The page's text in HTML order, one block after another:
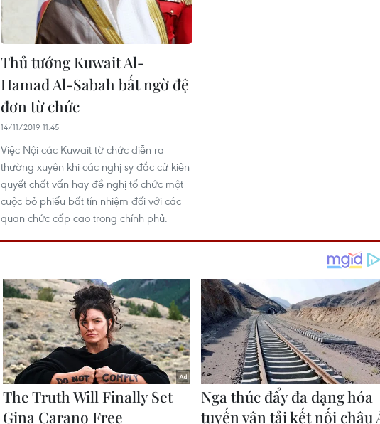
Thủ tướng Kuwait Al-
Hamad Al-Sabah bất ngờ đệ
đơn từ chức
14/11/2019 11:45
Việc Nội các Kuwait từ chức diễn ra
thường xuyên khi các nghị sỹ đắc cử kiên
quyết chất vấn hay đề nghị tổ chức một
cuộc bỏ phiếu bất tín nhiệm đối với các
quan chức cấp cao trong chính phủ.